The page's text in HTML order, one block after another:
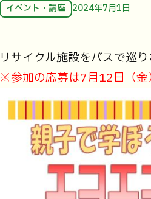
イベント・講座 2024年7月1日
リサイクル施設をバスで巡
※参加の応募は7月12日（金